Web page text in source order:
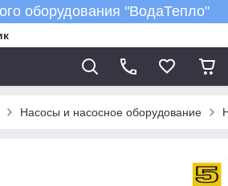
оборудования "ВодаТепло"
Насосы и насосное оборудование